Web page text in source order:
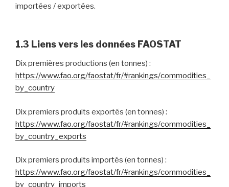
importées / exportées.
1.3 Liens vers les données FAOSTAT
Dix premières productions (en tonnes) :
https://www.fao.org/faostat/fr/#rankings/commodities_
by_country
Dix premiers produits exportés (en tonnes) :
https://www.fao.org/faostat/fr/#rankings/commodities_
by_country_exports
Dix premiers produits importés (en tonnes) :
https://www.fao.org/faostat/fr/#rankings/commodities_
by_country_imports